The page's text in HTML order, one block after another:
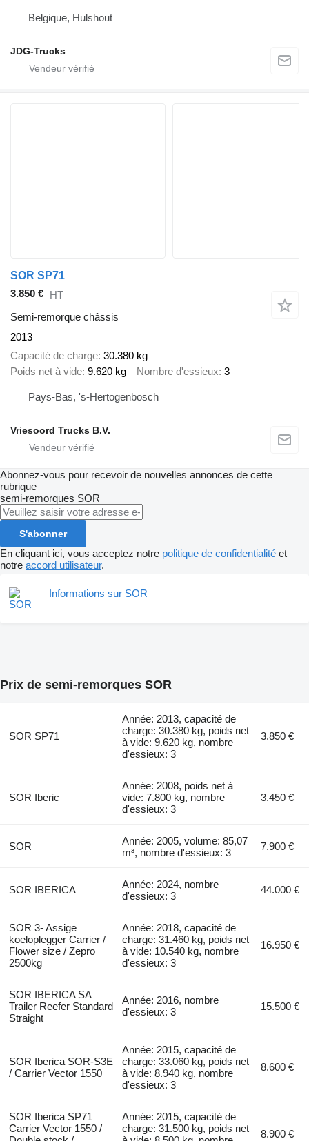
Belgique, Hulshout
JDG-Trucks
SOR SP71
3.850 € HT
Semi-remorque châssis
2013
Capacité de charge 30.380 kg
Poids net à vide 9.620 kg Nombre d'essieux 3
Pays-Bas, 's-Hertogenbosch
Vriesoord Trucks B.V.
Abonnez-vous pour recevoir de nouvelles annonces de cette
rubrique
semi-remorques SOR
S'abonner
En cliquant ici, vous acceptez notre politique de confidentialité et
notre accord utilisateur.
Informations sur SOR
Prix de semi-remorques SOR
SOR SP71
Année: 2013, capacité de
charge: 30.380 kg, poids net
à vide: 9.620 kg, nombre
d'essieux: 3
3.850 €
SOR Iberic
Année: 2008, poids net à
vide: 7.800 kg, nombre
d'essieux: 3
3.450 €
SOR
Année: 2005, volume: 85,07
m³, nombre d'essieux: 3
7.900 €
SOR IBERICA
Année: 2024, nombre
d'essieux: 3
44.000 €
SOR 3- Assige
koeloplegger Carrier /
Flower size / Zepro
2500kg
Année: 2018, capacité de
charge: 31.460 kg, poids net
à vide: 10.540 kg, nombre
d'essieux: 3
16.950 €
SOR IBERICA SA
Trailer Reefer Standard
Straight
Année: 2016, nombre
d'essieux: 3
15.500 €
SOR Iberica SOR-S3E
/ Carrier Vector 1550
Année: 2015, capacité de
charge: 33.060 kg, poids net
à vide: 8.940 kg, nombre
d'essieux: 3
8.600 €
SOR Iberica SP71
Carrier Vector 1550 /
Année: 2015, capacité de
charge: 31.500 kg, poids net
8.900 €